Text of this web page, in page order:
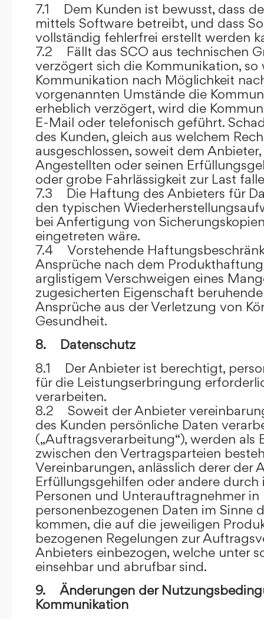
7.1 Dem Kunden ist bewusst, dass
mittels Software betreibt, und dass
vollständig fehlerfrei erstellt werden
7.2 Fällt das SCO aus technischen
verzögert sich die Kommunikation, so
Kommunikation nach Möglichkeit
vorgenannten Umstände die
erheblich verzögert, wird die
E-Mail oder telefonisch geführt.
des Kunden, gleich aus welchem
ausgeschlossen, soweit dem
Angestellten oder seinen
oder grobe Fahrlässigkeit zur Last
7.3 Die Haftung des Anbieters für
den typischen
bei Anfertigung von
eingetreten wäre.
7.4 Vorstehende
Ansprüche nach dem
arglistigem Verschweigen eines
zugesicherten Eigenschaft
Ansprüche aus der Verletzung von
Gesundheit.
8. Datenschutz
8.1 Der Anbieter ist berechtigt,
für die Leistungserbringung
verarbeiten.
8.2 Soweit der Anbieter
des Kunden persönliche Daten
(„Auftragsverarbeitung“), werden als
zwischen den Vertragsparteien
Vereinbarungen, anlässlich derer der
Erfüllungsgehilfen oder andere
Personen und Unterauftragnehmer
personenbezogenen Daten im Sinne
kommen, die auf die jeweiligen
bezogenen Regelungen zur
Anbieters einbezogen, welche unter
einsehbar und abrufbar sind.
9. Änderungen der
Kommunikation